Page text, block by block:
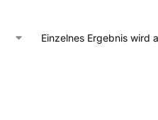
Einzelnes Ergebnis wird